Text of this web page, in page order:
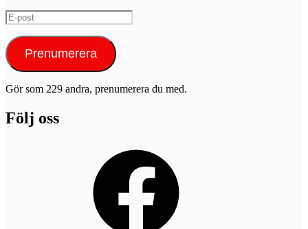
E-
post
Prenumerera
Gör som 229 andra, prenumerera du med.
Följ oss